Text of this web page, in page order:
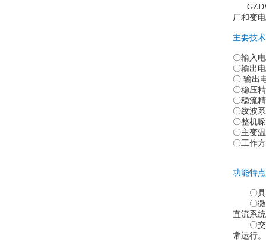
厂和变
主要技
〇输入
〇输出
〇 输出
〇稳压
〇稳流
〇纹波
〇整机
〇主变
〇工作
功能特点
〇
〇
直流系
〇
常运行。